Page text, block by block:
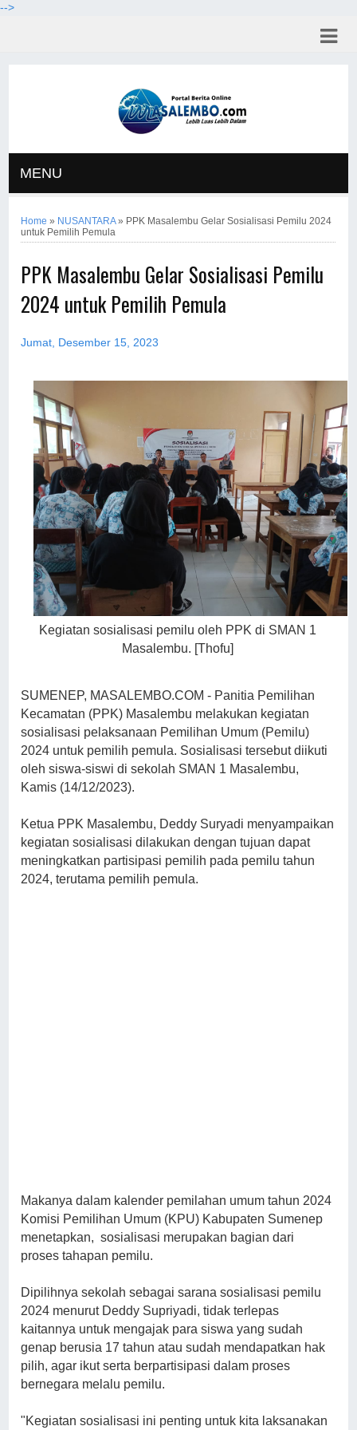
-->
MENU
Home » NUSANTARA» PPK Masalembu Gelar Sosialisasi Pemilu 2024
untuk Pemilih Pemula
PPK Masalembu Gelar Sosialisasi Pemilu
2024 untuk Pemilih Pemula
Jumat, Desember 15, 2023
Kegiatan sosialisasi pemilu oleh PPK di SMAN 1
Masalembu. [Thofu]
SUMENEP, MASALEMBO.COM - Panitia Pemilihan
Kecamatan (PPK) Masalembu melakukan kegiatan
sosialisasi pelaksanaan Pemilihan Umum (Pemilu)
2024 untuk pemilih pemula. Sosialisasi tersebut diikuti
oleh siswa-siswi di sekolah SMAN 1 Masalembu,
Kamis (14/12/2023).
Ketua PPK Masalembu, Deddy Suryadi menyampaikan
kegiatan sosialisasi dilakukan dengan tujuan dapat
meningkatkan partisipasi pemilih pada pemilu tahun
2024, terutama pemilih pemula.
Makanya dalam kalender pemilahan umum tahun 2024
Komisi Pemilihan Umum (KPU) Kabupaten Sumenep
menetapkan, sosialisasi merupakan bagian dari
proses tahapan pemilu.
Dipilihnya sekolah sebagai sarana sosialisasi pemilu
2024 menurut Deddy Supriyadi, tidak terlepas
kaitannya untuk mengajak para siswa yang sudah
genap berusia 17 tahun atau sudah mendapatkan hak
pilih, agar ikut serta berpartisipasi dalam proses
bernegara melalu pemilu.
"Kegiatan sosialisasi ini penting untuk kita laksanakan